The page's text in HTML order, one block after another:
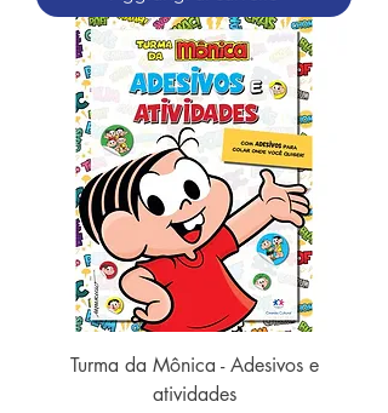
Turma da Mônica - Adesivos e
atividades